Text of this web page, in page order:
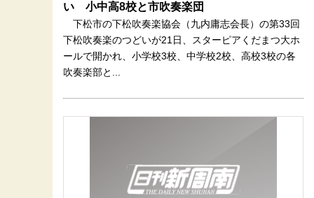
い 小中高8校と市吹奏楽団
下松市の下松吹奏楽協会（九内庸志会長）の第33回
下松吹奏楽のつどいが21日、スターピアくだまつ大ホ
ールで開かれ、小学校3校、中学校2校、高校3校の各
吹奏楽部と...